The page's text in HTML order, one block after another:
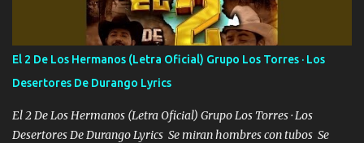
más brilla, lo ves Pa' mi la vida es tan sencilla No lo entenderías en
tu vida, y está bien Porque lo que tengo nadie lo tiene Una me está
escribiendo y la otra me va a llamar Quiere que vaya a verla y que
la invite a cenar Otras más me están pidiendo que las saque a
bailar Pero es que tengo un par de conciertos más que llenar Se
mueven solo por el interés P...
El 2 De Los Hermanos (Letra Oficial) Grupo Los Torres · Los
Desertores De Durango Lyrics
El 2 De Los Hermanos (Letra Oficial) Grupo Los Torres · Los
Desertores De Durango Lyrics Se miran hombres con tubos Se